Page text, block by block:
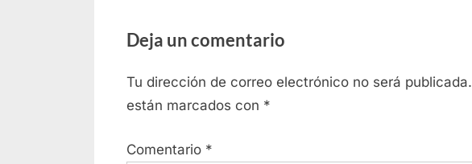
Deja un comentario
Tu dirección de correo electrónico no será publicada.
están marcados con *
Comentario *